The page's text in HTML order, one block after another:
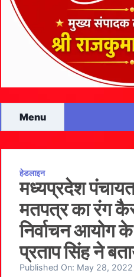
Menu
हेडलाइन
मध्यप्रदेश
मतपत्र का रंग
निर्वाचन
प्रताप सिंह ने
Published On: May 28, 2022